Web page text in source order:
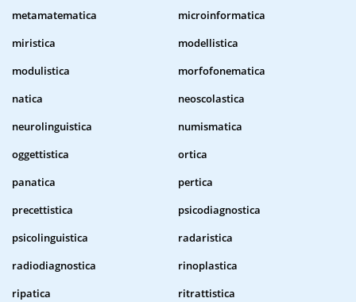
metamatematica
microinformatica
miristica
modellistica
modulistica
morfofonematica
natica
neoscolastica
neurolinguistica
numismatica
oggettistica
ortica
panatica
pertica
precettistica
psicodiagnostica
psicolinguistica
radaristica
radiodiagnostica
rinoplastica
ripatica
ritrattistica